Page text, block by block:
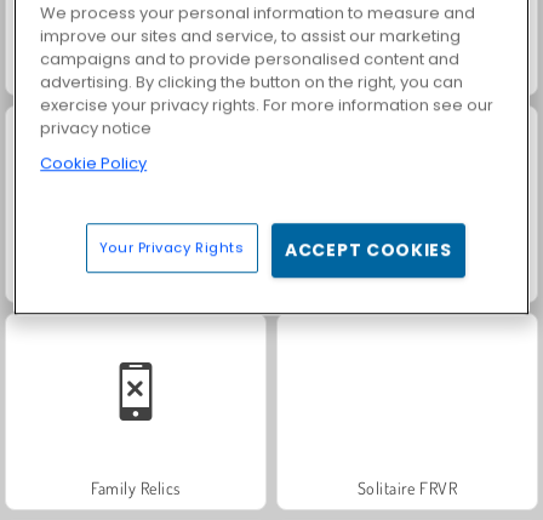
Jewel Garden Story Masha and the Bear: Meadows
Scala 40 Grand Mahjong Connect
Family Relics Solitaire FRVR
We process your personal information to measure and
improve our sites and service, to assist our marketing
campaigns and to provide personalised content and
advertising. By clicking the button on the right, you can
exercise your privacy rights. For more information see our
privacy notice
Cookie Policy
Your Privacy Rights ACCEPT COOKIES